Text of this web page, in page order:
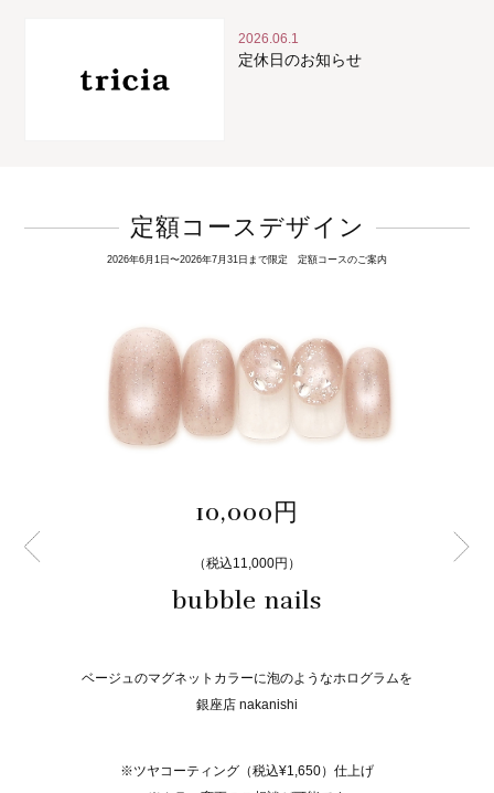
2026.06.1
定休日のお知らせ
定額コースデザイン
2026年6月1日〜2026年7月31日まで限定 定額コースのご案内
10,000円
（税込11,000円）
bubble nails
ベージュのマグネットカラーに泡のようなホログラムを
銀座店 nakanishi
※ツヤコーティング（税込¥1,650）仕上げ